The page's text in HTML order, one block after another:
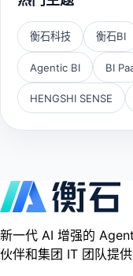
衡石科技 衡石BI
Agentic BI BI
HENGSHI SENSE
新一代 AI 增强的
伙伴和集团 IT 团队提